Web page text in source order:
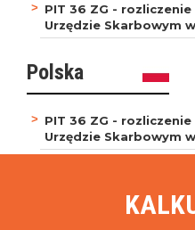
PIT 36 ZG -
Urzędzie Skarbowym
Polska
PIT 36 ZG -
Urzędzie Skarbowym